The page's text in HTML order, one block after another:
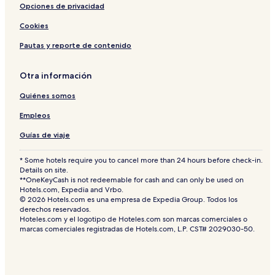
n
r
n
t
b
I
G
O
e
a
n
r
n
Opciones de privacidad
Cookies
Pautas y reporte de contenido
Otra información
Quiénes somos
Empleos
Guías de viaje
* Some hotels require you to cancel more than 24 hours before check-in.
Details on site.
**OneKeyCash is not redeemable for cash and can only be used on
Hotels.com, Expedia and Vrbo.
© 2026 Hotels.com es una empresa de Expedia Group. Todos los
derechos reservados.
Hoteles.com y el logotipo de Hoteles.com son marcas comerciales o
marcas comerciales registradas de Hotels.com, L.P. CST# 2029030-50.